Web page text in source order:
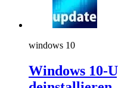
windows 10
Windows 10-